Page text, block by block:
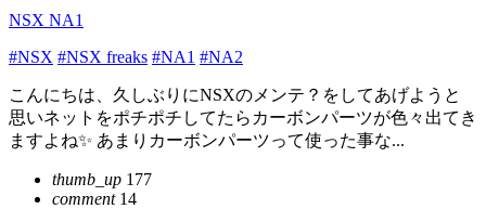
NSX NA1
#NSX #NSX freaks #NA1 #NA2
こんにちは、久しぶりにNSXのメンテ？をしてあげようと
思いネットをポチポチしてたらカーボンパーツが色々出てき
ますよね✨ あまりカーボンパーツって使った事な...
thumb_up 177
comment14